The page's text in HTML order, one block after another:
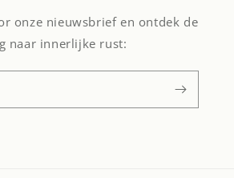
onze nieuwsbrief en ontdek de
naar innerlijke rust: